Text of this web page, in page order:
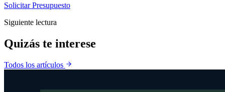
Solicitar Presupuesto
Siguiente lectura
Quizás te interese
Todos los artículos